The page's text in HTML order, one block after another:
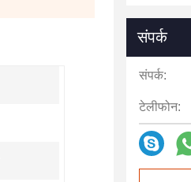
संपर्क
संपर्क:
टेलीफोन: